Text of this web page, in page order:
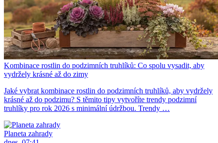
Kombinace rostlin do podzimních truhlíků: Co spolu vysadit, aby
vydržely krásné až do zimy
Jaké vybrat kombinace rostlin do podzimních truhlíků, aby vydržely
krásné až do podzimu? S těmito tipy vytvoříte trendy podzimní
truhlíky pro rok 2026 s minimální údržbou. Trendy …
Planeta zahrady